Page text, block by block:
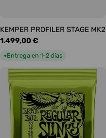
KEMPER PROFILER STAGE MK2
Precio
habitual
1.499,00 €
●Entrega en 1-2 días